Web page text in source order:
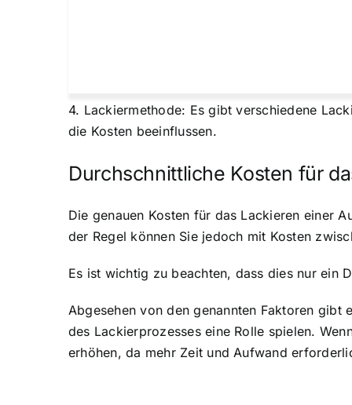
4. Lackiermethode: Es gibt verschiedene
die Kosten beeinflussen.
Durchschnittliche Kosten für
Die genauen Kosten für das Lackieren einer
der Regel können Sie jedoch mit Kosten
Es ist wichtig zu beachten, dass dies nur ein
Abgesehen von den genannten Faktoren
des Lackierprozesses eine Rolle spielen.
erhöhen, da mehr Zeit und Aufwand